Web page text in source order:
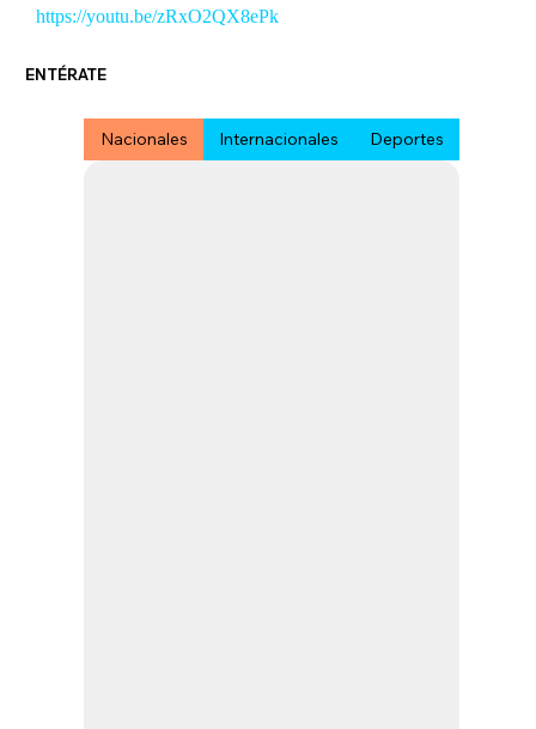
https://youtu.be/zRxO2QX8ePk
ENTÉRATE
Nacionales Internacionales Deportes